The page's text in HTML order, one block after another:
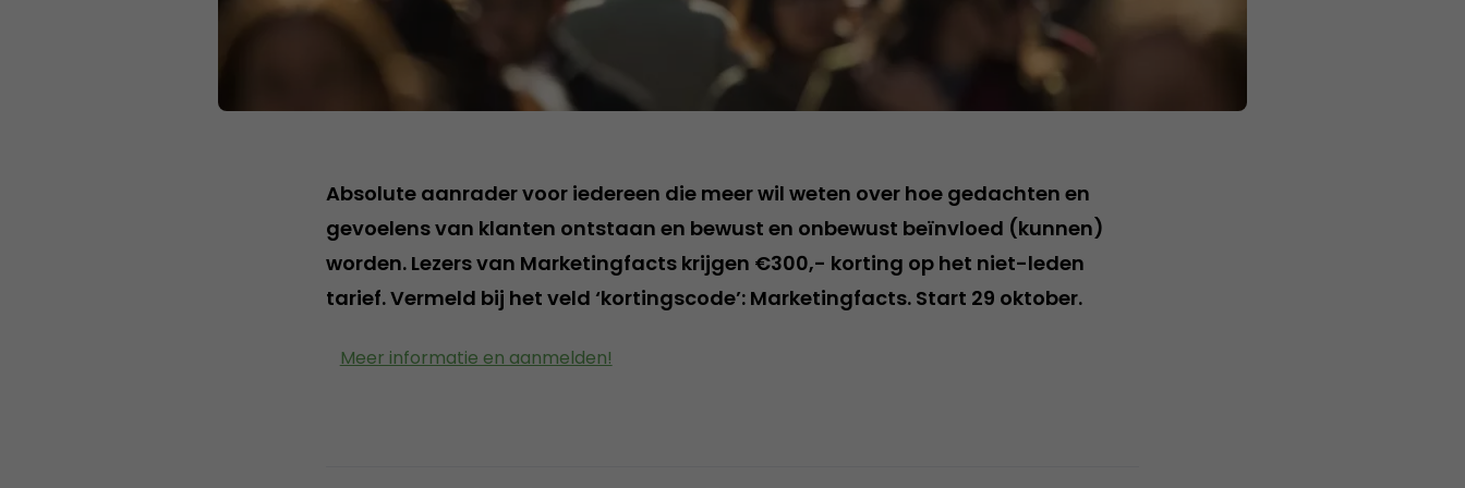
Absolute aanrader voor iedereen die meer wil weten over hoe gedachten en
gevoelens van klanten ontstaan en bewust en onbewust beïnvloed (kunnen)
worden. Lezers van Marketingfacts krijgen €300,- korting op het niet-leden
tarief. Vermeld bij het veld ‘kortingscode’: Marketingfacts. Start 29 oktober.
Meer informatie en aanmelden!